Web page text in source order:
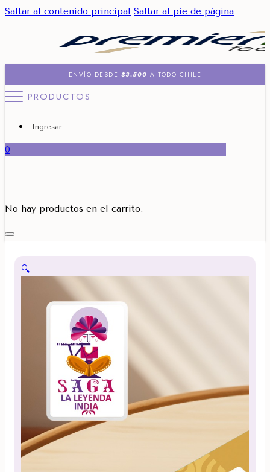
Saltar al contenido principal Saltar al pie de página
ENVÍO DESDE $3.500 A TODO CHILE
PRODUCTOS
Ingresar
0
No hay productos en el carrito.
🔍